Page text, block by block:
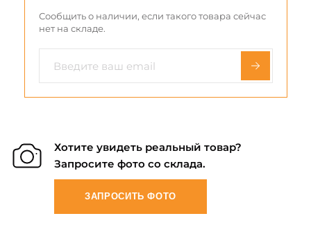
Сообщить о наличии, если такого товара сейчас
нет на складе.
Хотите увидеть реальный товар?
Запросите фото со склада.
ЗАПРОСИТЬ ФОТО